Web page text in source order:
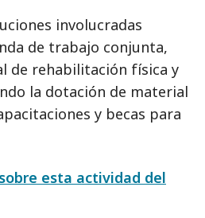
involucradas
de trabajo conjunta,
de rehabilitación física y
la dotación de material
y becas para
esta actividad del